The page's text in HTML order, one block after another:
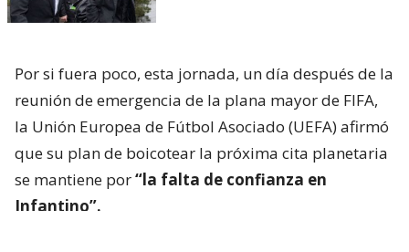
Por si fuera poco, esta jornada, un día después de la
reunión de emergencia de la plana mayor de FIFA,
la Unión Europea de Fútbol Asociado (UEFA) afirmó
que su plan de boicotear la próxima cita planetaria
se mantiene por“la falta de confianza en
Infantino”.